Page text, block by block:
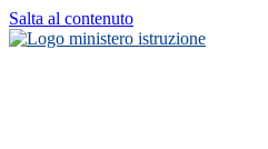
Salta al contenuto